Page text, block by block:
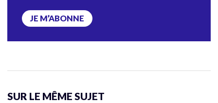
JE M’ABONNE
SUR LE MÊME SUJET